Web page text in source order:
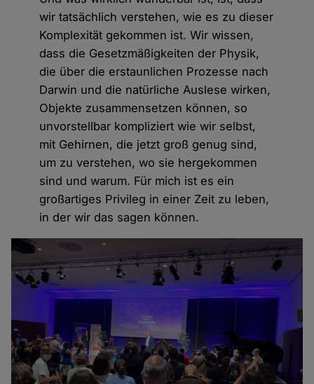
wir tatsächlich verstehen, wie es zu dieser
Komplexität gekommen ist. Wir wissen,
dass die Gesetzmäßigkeiten der Physik,
die über die erstaunlichen Prozesse nach
Darwin und die natürliche Auslese wirken,
Objekte zusammensetzen können, so
unvorstellbar kompliziert wie wir selbst,
mit Gehirnen, die jetzt groß genug sind,
um zu verstehen, wo sie hergekommen
sind und warum. Für mich ist es ein
großartiges Privileg in einer Zeit zu leben,
in der wir das sagen können.